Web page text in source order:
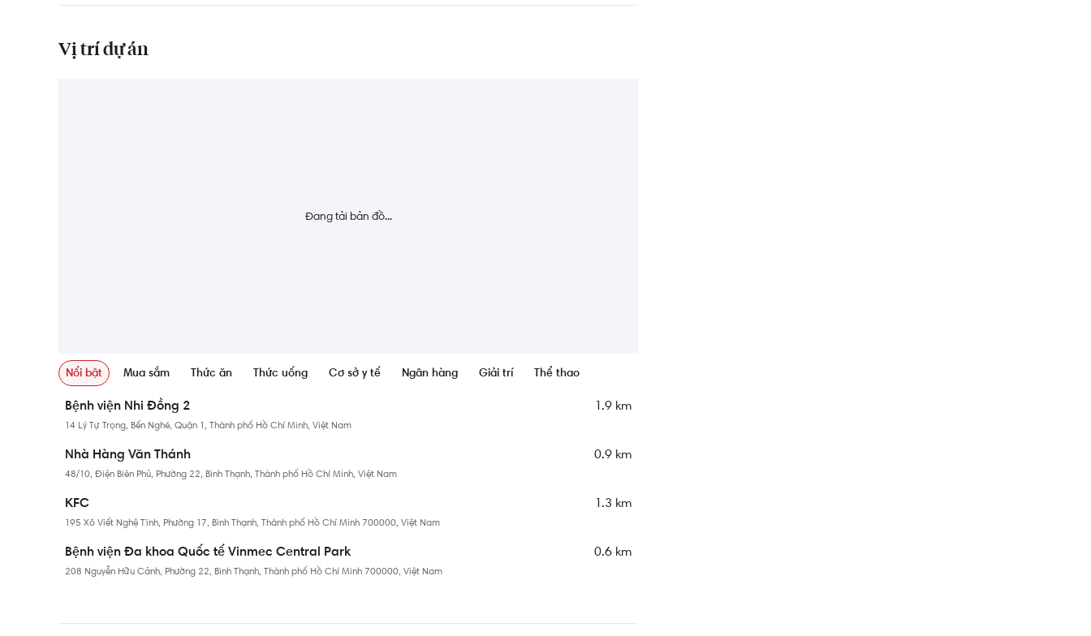
Vị trí dự án
Đang tải bản đồ...
Nổi bật Mua sắm Thức ăn Thức uống Cơ sở y tế Ngân hàng Giải trí Thể thao
Bệnh viện Nhi Đồng 2 1.9 km
14 Lý Tự Trọng, Bến Nghé, Quận 1, Thành phố Hồ Chí Minh, Việt Nam
Nhà Hàng Văn Thánh 0.9 km
48/10, Điện Biên Phủ, Phường 22, Bình Thạnh, Thành phố Hồ Chí Minh, Việt Nam
KFC 1.3 km
195 Xô Viết Nghệ Tĩnh, Phường 17, Bình Thạnh, Thành phố Hồ Chí Minh 700000, Việt Nam
Bệnh viện Đa khoa Quốc tế Vinmec Central Park 0.6 km
208 Nguyễn Hữu Cảnh, Phường 22, Bình Thạnh, Thành phố Hồ Chí Minh 700000, Việt Nam